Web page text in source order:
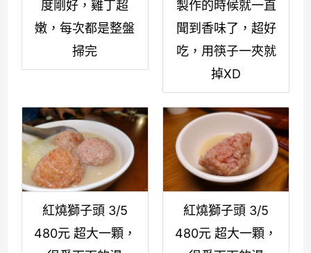
度剛好，雞丁超
嫩，每次都是整盤
掃完
製作的時候就一直
聞到香味了，超好
吃，用筷子一夾就
掉XD
紅燒獅子頭 3/5
480元 超大一顆，
紅燒獅子頭 3/5
480元 超大一顆，